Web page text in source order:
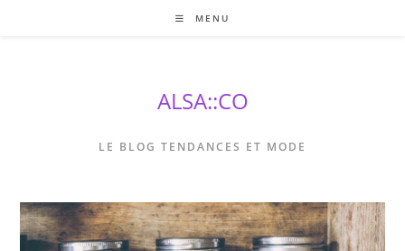
MENU
ALSA::CO
LE BLOG TENDANCES ET MODE